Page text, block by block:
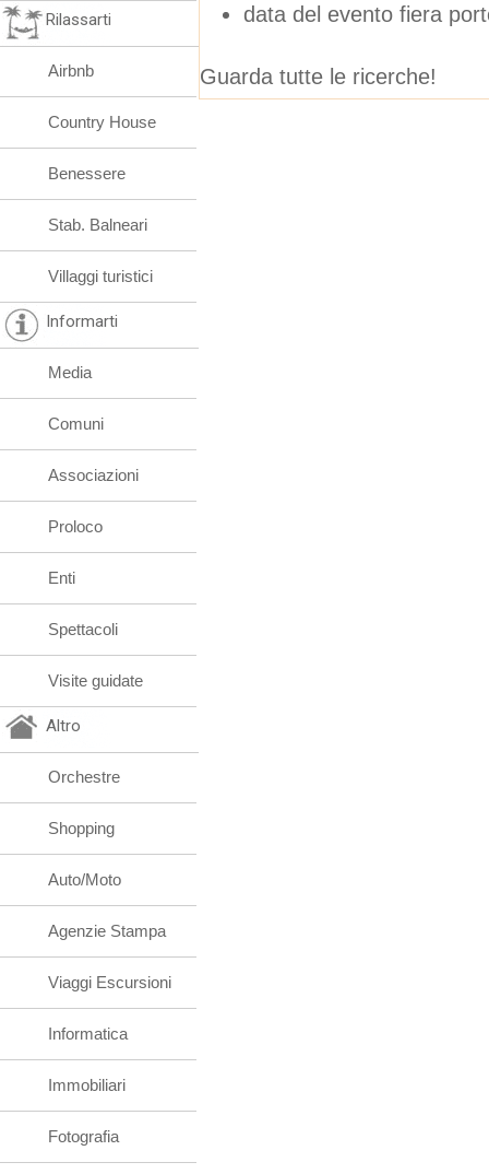
data del evento fiera
Guarda tutte le ricerche!
Rilassarti
Airbnb
Country House
Benessere
Stab. Balneari
Villaggi turistici
Informarti
Media
Comuni
Associazioni
Proloco
Enti
Spettacoli
Visite guidate
Altro
Orchestre
Shopping
Auto/Moto
Agenzie Stampa
Viaggi Escursioni
Informatica
Immobiliari
Fotografia